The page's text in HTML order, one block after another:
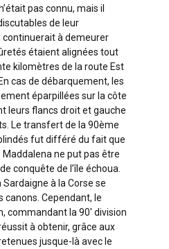
pas connu, mais il
de leur
à demeurer
étaient alignées tout
kilomètres de la route Est
cas de débarquement, les
éparpillées sur la côte
leurs flancs droit et gauche
Le transfert de la 90ème
fut différé du fait que
Maddalena ne put pas être
conquête de l’île échoua.
à la Corse se
canons. Cependant, le
commandant la 90′ division
à obtenir, grâce aux
jusque-là avec le